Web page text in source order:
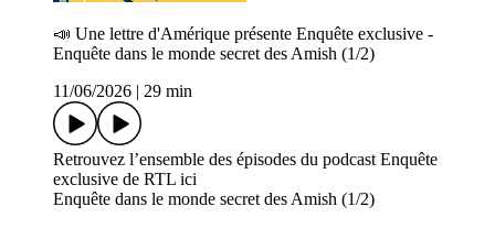
📣 U­ne lettre d'Amérique présente Enquête exclusive -
Enquête dans le monde secret des Amish (1/2)
11/06/2026
29 min
Retrouvez l’ensemble des épisodes du podcast Enquête
exclusive de RTL ici
Enquête dans le monde secret des Amish (1/2)